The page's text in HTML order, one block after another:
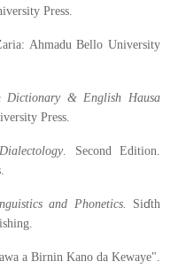
Press
Ahmadu Bello University
Dictionary & English Hausa
Press.
Dialectology . Second Edition.
and Phonetics. Siɗth
a Birnin Kano da Kewaye".